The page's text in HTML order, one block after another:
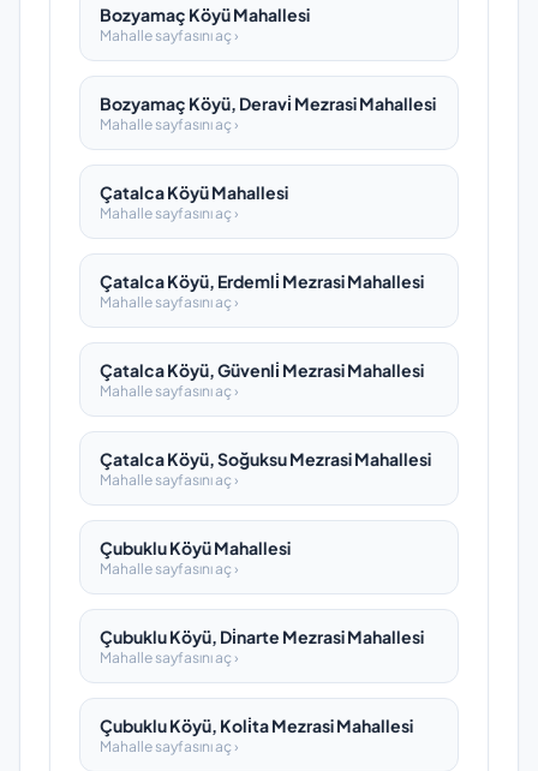
Bozyamaç Köyü Mahallesi
Mahalle sayfasını aç ›
Bozyamaç Köyü, Deravi̇ Mezrasi Mahallesi
Mahalle sayfasını aç ›
Çatalca Köyü Mahallesi
Mahalle sayfasını aç ›
Çatalca Köyü, Erdemli̇ Mezrasi Mahallesi
Mahalle sayfasını aç ›
Çatalca Köyü, Güvenli̇ Mezrasi Mahallesi
Mahalle sayfasını aç ›
Çatalca Köyü, Soğuksu Mezrasi Mahallesi
Mahalle sayfasını aç ›
Çubuklu Köyü Mahallesi
Mahalle sayfasını aç ›
Çubuklu Köyü, Di̇narte Mezrasi Mahallesi
Mahalle sayfasını aç ›
Çubuklu Köyü, Koli̇ta Mezrasi Mahallesi
Mahalle sayfasını aç ›